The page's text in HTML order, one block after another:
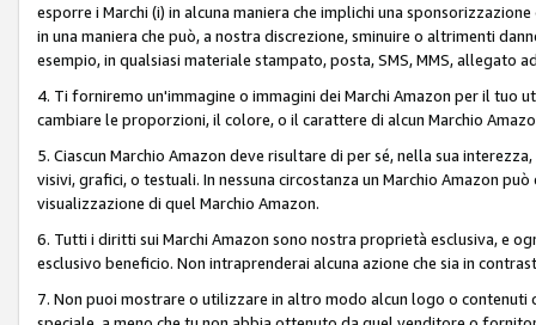
esporre i Marchi (i) in alcuna maniera che implichi una
in una maniera che può, a nostra discrezione, sminuire o altrimenti
esempio, in qualsiasi materiale stampato, posta, SMS, MMS,
4. Ti forniremo un'immagine o immagini dei Marchi Amazon per il tuo
cambiare le proporzioni, il colore, o il carattere di alcun Marchio
5. Ciascun Marchio Amazon deve risultare di per sé, nella sua
visivi, grafici, o testuali. In nessuna circostanza un Marchio Amazon
visualizzazione di quel Marchio Amazon.
6. Tutti i diritti sui Marchi Amazon sono nostra proprietà esclusiva, e
esclusivo beneficio. Non intraprenderai alcuna azione che sia in
7. Non puoi mostrare o utilizzare in altro modo alcun logo o